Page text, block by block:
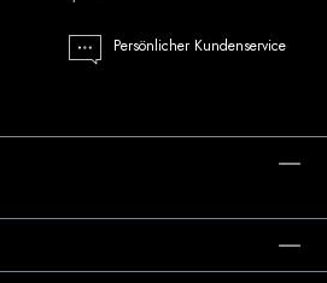
Persönlicher Kundenservice